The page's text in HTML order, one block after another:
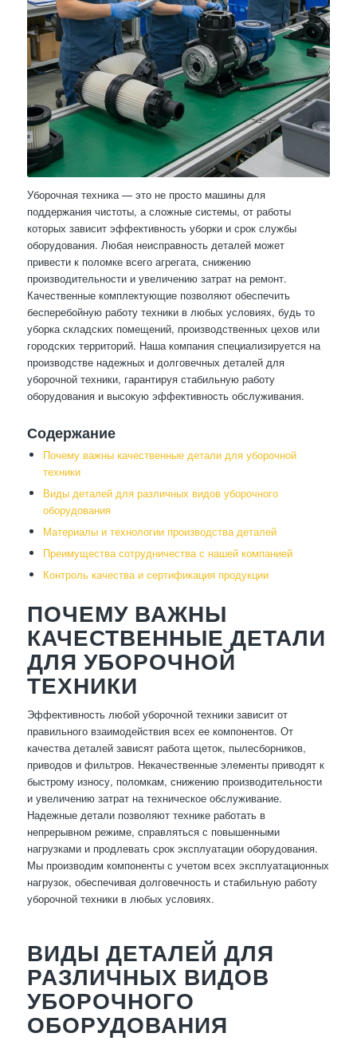
Уборочная техника — это не просто машины для
поддержания чистоты, а сложные системы, от работы
которых зависит эффективность уборки и срок службы
оборудования. Любая неисправность деталей может
привести к поломке всего агрегата, снижению
производительности и увеличению затрат на ремонт.
Качественные комплектующие позволяют обеспечить
бесперебойную работу техники в любых условиях, будь то
уборка складских помещений, производственных цехов или
городских территорий. Наша компания специализируется на
производстве надежных и долговечных деталей для
уборочной техники, гарантируя стабильную работу
оборудования и высокую эффективность обслуживания.
Содержание
Почему важны качественные детали для уборочной
техники
Виды деталей для различных видов уборочного
оборудования
Материалы и технологии производства деталей
Преимущества сотрудничества с нашей компанией
Контроль качества и сертификация продукции
ПОЧЕМУ ВАЖНЫ
КАЧЕСТВЕННЫЕ ДЕТАЛИ
ДЛЯ УБОРОЧНОЙ
ТЕХНИКИ
Эффективность любой уборочной техники зависит от
правильного взаимодействия всех ее компонентов. От
качества деталей зависят работа щеток, пылесборников,
приводов и фильтров. Некачественные элементы приводят к
быстрому износу, поломкам, снижению производительности
и увеличению затрат на техническое обслуживание.
Надежные детали позволяют технике работать в
непрерывном режиме, справляться с повышенными
нагрузками и продлевать срок эксплуатации оборудования.
Мы производим компоненты с учетом всех эксплуатационных
нагрузок, обеспечивая долговечность и стабильную работу
уборочной техники в любых условиях.
ВИДЫ ДЕТАЛЕЙ ДЛЯ
РАЗЛИЧНЫХ ВИДОВ
УБОРОЧНОГО
ОБОРУДОВАНИЯ